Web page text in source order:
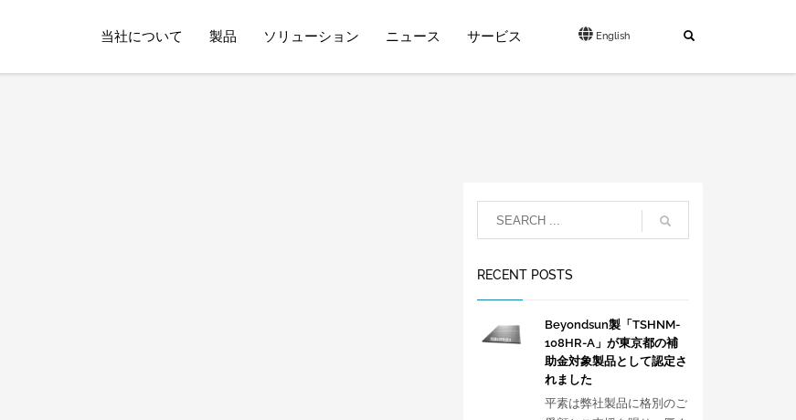
当社について 製品 ソリューション ニュース サービス English
RECENT POSTS
Beyondsun製「TSHNM-
108HR-A」が東京都の補
助金対象製品として認定さ
れました
平素は弊社製品に格別のご